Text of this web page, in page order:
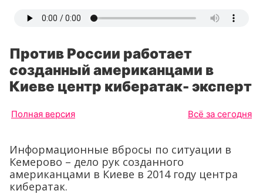
Против России работает
созданный американцами в
Киеве центр кибератак- эксперт
Полная версия Всё за сегодня
Информационные вбросы по ситуации в
Кемерово – дело рук созданного
американцами в Киеве в 2014 году центра
кибератак.